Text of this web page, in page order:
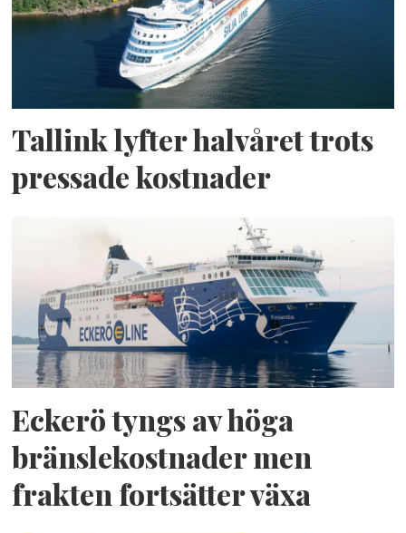
Tallink lyfter halvåret trots
pressade kostnader
Eckerö tyngs av höga
bränslekostnader men
frakten fortsätter växa